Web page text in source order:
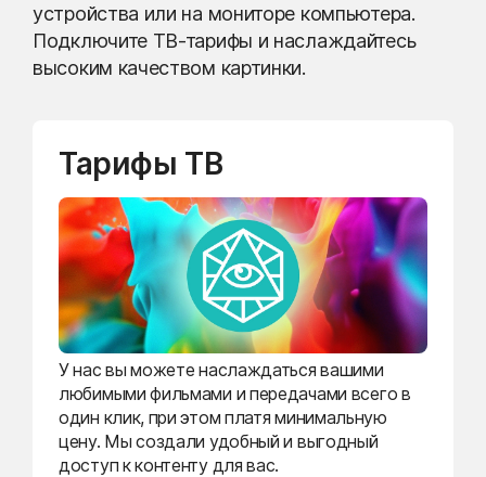
устройства или на мониторе компьютера.
Подключите ТВ-тарифы и наслаждайтесь
высоким качеством картинки.
Тарифы ТВ
У нас вы можете наслаждаться вашими
любимыми фильмами и передачами всего в
один клик, при этом платя минимальную
цену. Мы создали удобный и выгодный
доступ к контенту для вас.